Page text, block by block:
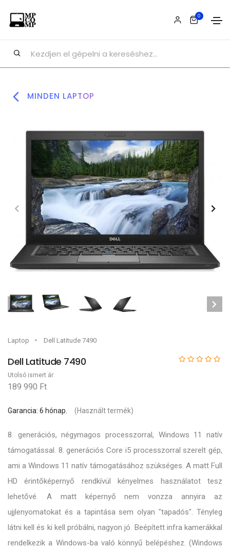
0
MINDEN LAPTOP
Laptop Dell Latitude 7490
Dell Latitude 7490
Utolsó ismert ár:
189 990 Ft
Garancia: 6 hónap. (Használt termék)
8. generációs, négymagos processzorral, Windows 11 natív
támogatással. 8. generációs Core i5 processzorral szerelt gép,
ami a Windows 11 natív támogatásához szükséges. A matt Full
HD érintőképernyő rendkívül kényelmes használatot tesz
lehetővé. A matt képernyő nem vonzza annyira az
ujjlenyomatokat és a tapintása sem olyan "tapadós". Tényleg
látni kell és ki kell próbálni, nagyon jó. Beépített infra kamerákkal
rendelkezik a Windows-ba való könnyű belépéshez. (Windows